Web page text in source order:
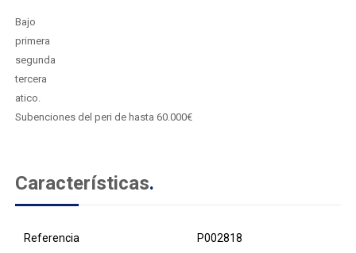
Bajo
primera
segunda
tercera
atico.
Subenciones del peri de hasta 60.000€
Características.
Referencia P002818